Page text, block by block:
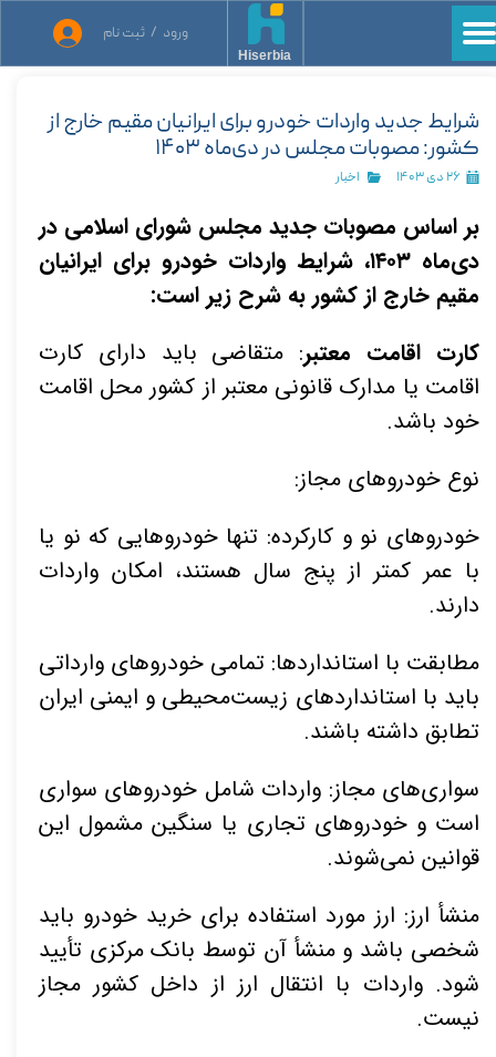
ورود / ثبت نام
حساب کاربری من
سفارشات
Hiserbia
شرایط جدید واردات خودرو برای ایرانیان مقیم خارج از
کشور: مصوبات مجلس در دی‌ماه ۱۴۰۳
۲۶ دی ۱۴۰۳ اخبار
بر اساس مصوبات جدید مجلس شورای اسلامی در
دی‌ماه ۱۴۰۳، شرایط واردات خودرو برای ایرانیان
مقیم خارج از کشور به شرح زیر است:
کارت اقامت معتبر: متقاضی باید دارای کارت
اقامت یا مدارک قانونی معتبر از کشور محل اقامت
خود باشد.
نوع خودروهای مجاز:
خودروهای نو و کارکرده: تنها خودروهایی که نو یا
با عمر کمتر از پنج سال هستند، امکان واردات
دارند.
مطابقت با استانداردها: تمامی خودروهای وارداتی
باید با استانداردهای زیست‌محیطی و ایمنی ایران
تطابق داشته باشند.
سواری‌های مجاز: واردات شامل خودروهای سواری
است و خودروهای تجاری یا سنگین مشمول این
قوانین نمی‌شوند.
منشأ ارز: ارز مورد استفاده برای خرید خودرو باید
شخصی باشد و منشأ آن توسط بانک مرکزی تأیید
شود. واردات با انتقال ارز از داخل کشور مجاز
نیست.